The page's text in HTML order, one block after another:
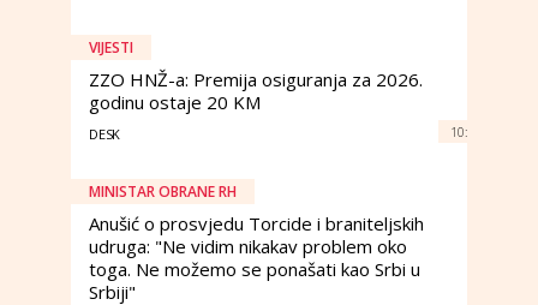
VIJESTI
ZZO HNŽ-a: Premija osiguranja za 2026.
godinu ostaje 20 KM
DESK 10:
MINISTAR OBRANE RH
Anušić o prosvjedu Torcide i braniteljskih
udruga: "Ne vidim nikakav problem oko
toga. Ne možemo se ponašati kao Srbi u
Srbiji"